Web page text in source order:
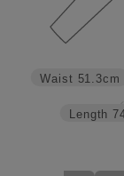
Length
Waist 51.3cm